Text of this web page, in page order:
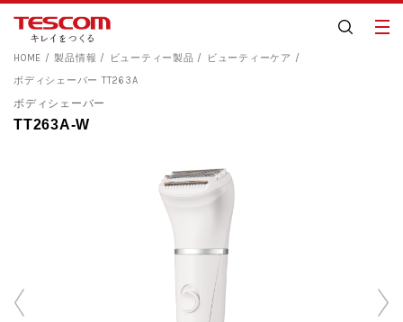
HOME 製品情報 ビューティー製品
ビューティーケア
ボディシェーバー TT263A
ボディシェーバー
TT263A-W